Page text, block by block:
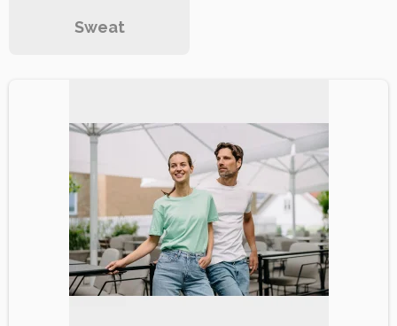
Sweat